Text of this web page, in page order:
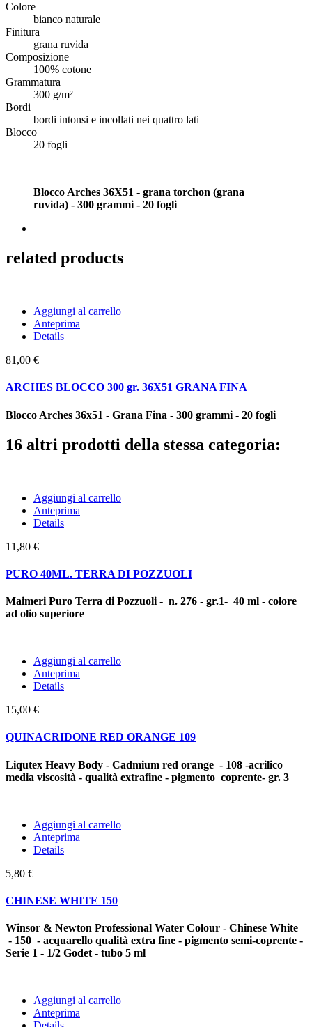
Colore
bianco naturale
Finitura
grana ruvida
Composizione
100% cotone
Grammatura
300 g/m²
Bordi
bordi intonsi e incollati nei quattro lati
Blocco
20 fogli
Blocco Arches 36X51 - grana torchon (grana
ruvida) - 300 grammi - 20 fogli
related products
Aggiungi al carrello
Anteprima
Details
81,00 €
ARCHES BLOCCO 300 gr. 36X51 GRANA FINA
Blocco Arches 36x51 - Grana Fina - 300 grammi - 20 fogli
16 altri prodotti della stessa categoria:
Aggiungi al carrello
Anteprima
Details
11,80 €
PURO 40ML. TERRA DI POZZUOLI
Maimeri Puro Terra di Pozzuoli - n. 276 - gr.1- 40 ml - colore
ad olio superiore
Aggiungi al carrello
Anteprima
Details
15,00 €
QUINACRIDONE RED ORANGE 109
Liqutex Heavy Body - Cadmium red orange - 108 -acrilico
media viscosità - qualità extrafine - pigmento coprente- gr. 3
Aggiungi al carrello
Anteprima
Details
5,80 €
CHINESE WHITE 150
Winsor & Newton Professional Water Colour - Chinese White
- 150 - acquarello qualità extra fine - pigmento semi-coprente -
Serie 1 - 1/2 Godet - tubo 5 ml
Aggiungi al carrello
Anteprima